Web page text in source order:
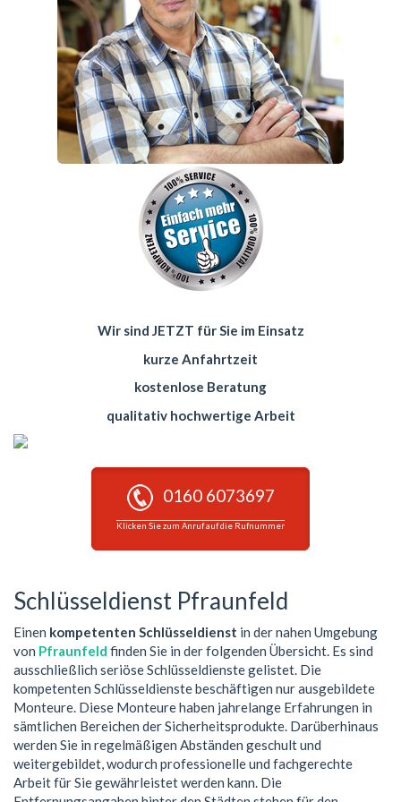
Wir sind JETZT für Sie im Einsatz
kurze Anfahrtzeit
kostenlose Beratung
qualitativ hochwertige Arbeit
0160 6073697
Klicken Sie zum Anruf auf die Rufnummer
Schlüsseldienst Pfraunfeld
Einen kompetenten Schlüsseldienst in der nahen Umgebung
von Pfraunfeld finden Sie in der folgenden Übersicht. Es sind
ausschließlich seriöse Schlüsseldienste gelistet. Die
kompetenten Schlüsseldienste beschäftigen nur ausgebildete
Monteure. Diese Monteure haben jahrelange Erfahrungen in
sämtlichen Bereichen der Sicherheitsprodukte. Darüberhinaus
werden Sie in regelmäßigen Abständen geschult und
weitergebildet, wodurch professionelle und fachgerechte
Arbeit für Sie gewährleistet werden kann. Die